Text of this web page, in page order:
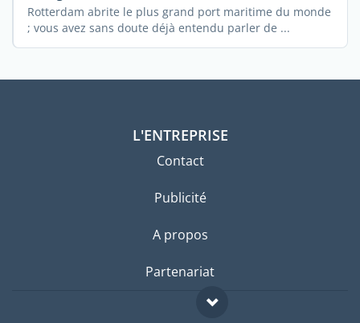
Rotterdam abrite le plus grand port maritime du monde
; vous avez sans doute déjà entendu parler de ...
L'ENTREPRISE
Contact
Publicité
A propos
Partenariat